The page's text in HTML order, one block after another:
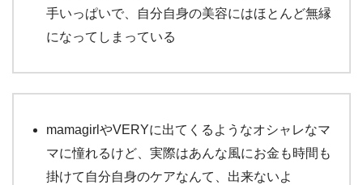
手いっぱいで、自分自身の美容にはほとんど無縁
になってしまっている
mamagirlやVERYに出てくるようなオシャレなマ
マに憧れるけど、実際はあんな風にお金も時間も
掛けて自分自身のケアなんて、出来ないよ